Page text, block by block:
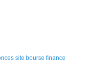
site bourse finance